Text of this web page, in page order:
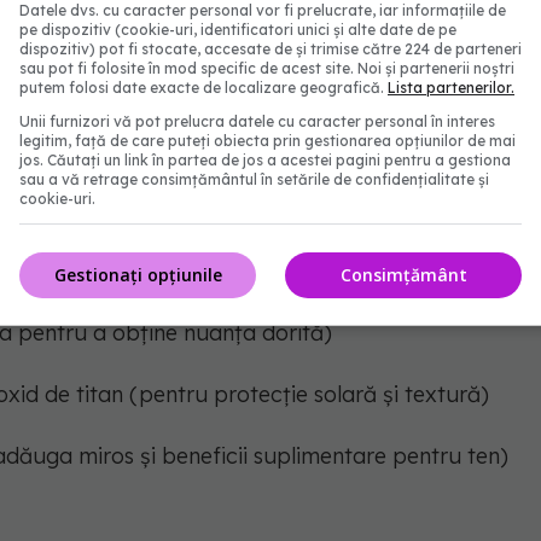
naturale poate fi o alternativă sănătoasă și
Iată cum poți să îl faci acasă:
ten natural:
tipul tău de ten, de exemplu, ulei de migdale
ulei de jojoba)
de scorțișoară, pudră de nucă de cocos,
pentru a obține nuanța dorită)
de titan (pentru protecție solară și textură)
miros și beneficii suplimentare pentru ten)
Datele dvs. cu caracter personal vor fi prelucrate, iar informațiile de
pe dispozitiv (cookie-uri, identificatori unici și alte date de pe
dispozitiv) pot fi stocate, accesate de și trimise către 224 de parteneri
sau pot fi folosite în mod specific de acest site. Noi și partenerii noștri
putem folosi date exacte de localizare geografică. Lista partenerilor.
Unii furnizori vă pot prelucra datele cu caracter personal în interes
legitim, față de care puteți obiecta prin gestionarea opțiunilor de mai
jos. Căutați un link în partea de jos a acestei pagini pentru a gestiona
sau a vă retrage consimțământul în setările de confidențialitate și
cookie-uri.
Consimțământ
Gestionați opțiunile